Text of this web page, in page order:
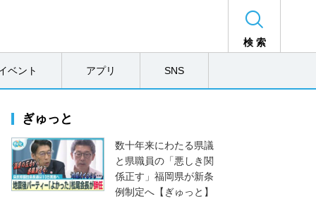
検 索
ベント アプリ SNS
ぎゅっと
数十年来にわたる県議
と県職員の「悪しき関
係正す」福岡県が新条
例制定へ【ぎゅっと】